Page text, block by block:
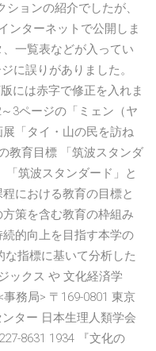
ョンの紹介でしたが、
ンターネットで公開しま
一覧表などが入ってい
に誤りがありました。
には赤字で修正を入れま
3ページの「ミェン（ヤ
「タイ・山の民を訪ね
教育目標 「筑波スタンダ
筑波スタンダード」と
における教育の目標と
策を含む教育の枠組み
的向上を目指す本学の
指標に基いて分析した
ックス や 文化経済学
務局> 〒169-0801 東京
ター 日本生理人類学会
8631 1934 『文化の